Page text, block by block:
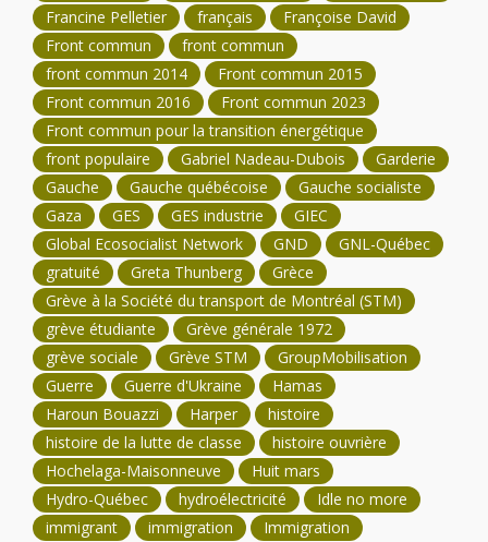
Francine Pelletier
français
Françoise David
Front commun
front commun
front commun 2014
Front commun 2015
Front commun 2016
Front commun 2023
Front commun pour la transition énergétique
front populaire
Gabriel Nadeau-Dubois
Garderie
Gauche
Gauche québécoise
Gauche socialiste
Gaza
GES GES industrie
GIEC
Global Ecosocialist Network
GND
GNL-Québec
gratuité
Greta Thunberg
Grèce
Grève à la Société du transport de Montréal (STM)
grève étudiante
Grève générale 1972
grève sociale
Grève STM
GroupMobilisation
Guerre
Guerre d'Ukraine
Hamas
Haroun Bouazzi
Harper
histoire
histoire de la lutte de classe
histoire ouvrière
Hochelaga-Maisonneuve
Huit mars
Hydro-Québec
hydroélectricité
Idle no more
immigrant
immigration
Immigration